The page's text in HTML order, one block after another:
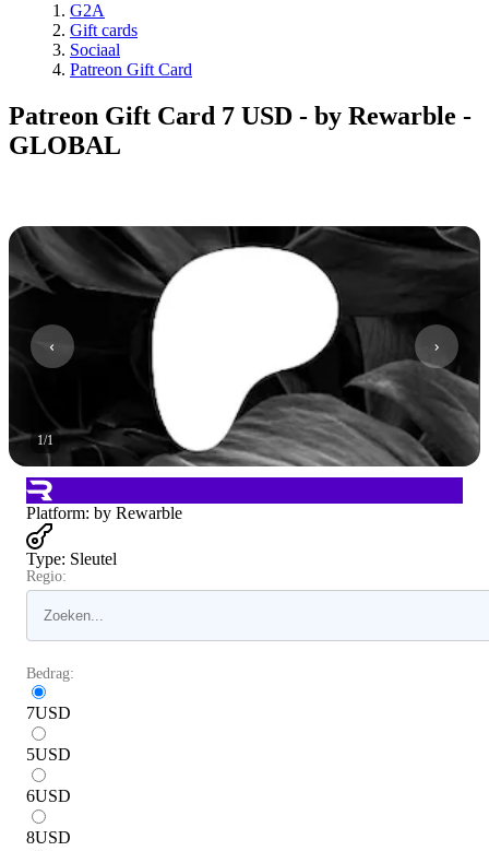
G2A
Gift cards
Sociaal
Patreon Gift Card
Patreon Gift Card 7 USD - by Rewarble -
GLOBAL
1/1
Platform: by Rewarble
Type: Sleutel
Regio:
Bedrag:
7USD
5USD
6USD
8USD